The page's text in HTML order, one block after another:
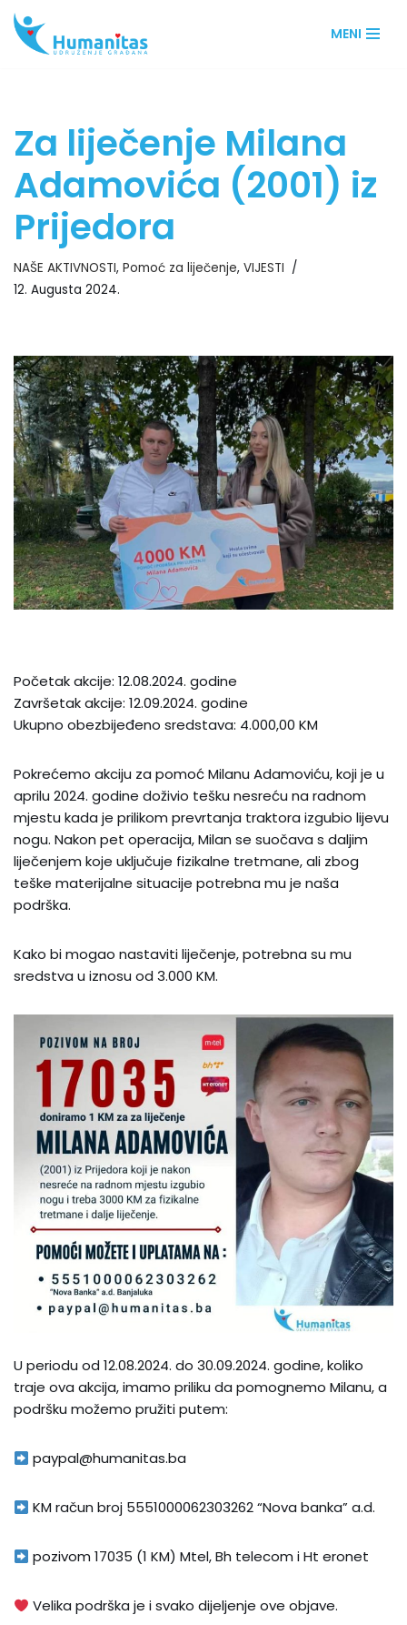
Skip
MENI
Za liječenje Milana
Adamovića (2001) iz
Prijedora
NAŠE AKTIVNOSTI, Pomoć za liječenje, VIJESTI
12. Augusta 2024.
Početak akcije: 12.08.2024. godine
Završetak akcije: 12.09.2024. godine
Ukupno obezbijeđeno sredstava: 4.000,00 KM
Pokrećemo akciju za pomoć Milanu Adamoviću, koji je u
aprilu 2024. godine doživio tešku nesreću na radnom
mjestu kada je prilikom prevrtanja traktora izgubio lijevu
nogu. Nakon pet operacija, Milan se suočava s daljim
liječenjem koje uključuje fizikalne tretmane, ali zbog
teške materijalne situacije potrebna mu je naša
podrška.
Kako bi mogao nastaviti liječenje, potrebna su mu
sredstva u iznosu od 3.000 KM.
U periodu od 12.08.2024. do 30.09.2024. godine, koliko
traje ova akcija, imamo priliku da pomognemo Milanu, a
podršku možemo pružiti putem:
paypal@humanitas.ba
KM račun broj 5551000062303262 “Nova banka” a.d.
pozivom 17035 (1 KM) Mtel, Bh telecom i Ht eronet
Velika podrška je i svako dijeljenje ove objave.